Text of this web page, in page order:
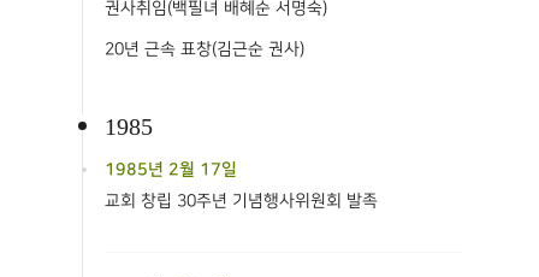
권사취임(백필녀 배혜순 서명숙)
20년 근속 표창(김근순 권사)
1985
1985년 2월 17일
교회 창립 30주년 기념행사위원회 발족